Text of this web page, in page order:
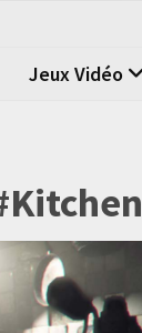
Jeux Vidéo